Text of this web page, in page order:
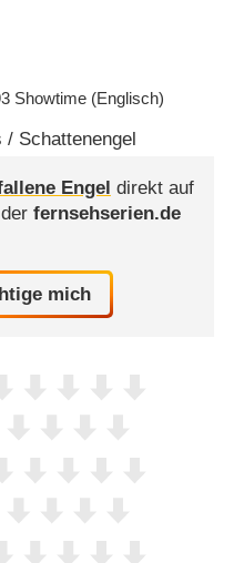
Showtime (Englisch)
Schattenengel
Engel direkt auf
fernsehserien.de
mich